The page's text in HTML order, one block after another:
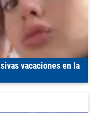
vacaciones en la